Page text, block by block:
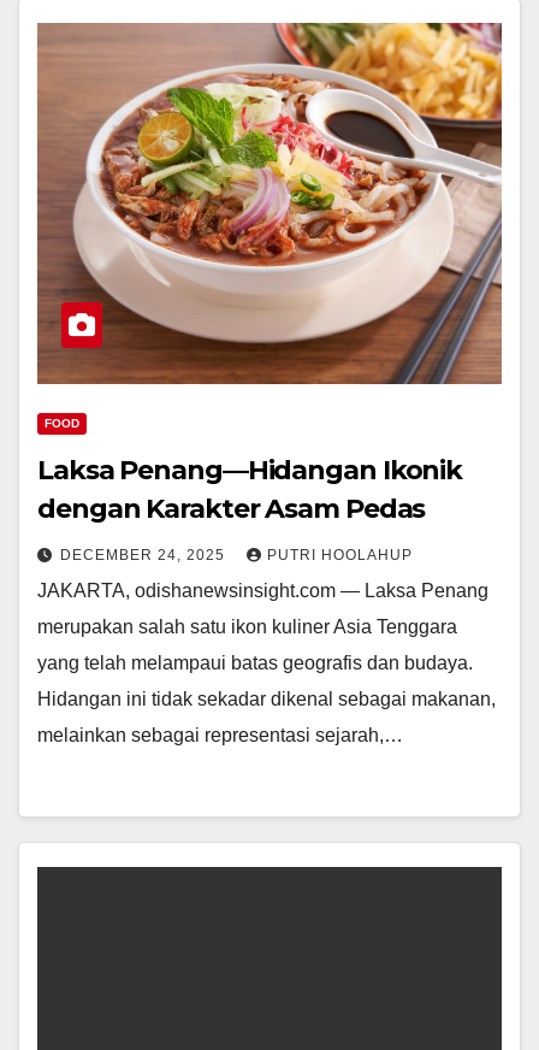
FOOD
Laksa Penang—Hidangan Ikonik
dengan Karakter Asam Pedas
DECEMBER 24, 2025 PUTRI HOOLAHUP
JAKARTA, odishanewsinsight.com — Laksa Penang
merupakan salah satu ikon kuliner Asia Tenggara
yang telah melampaui batas geografis dan budaya.
Hidangan ini tidak sekadar dikenal sebagai makanan,
melainkan sebagai representasi sejarah,…